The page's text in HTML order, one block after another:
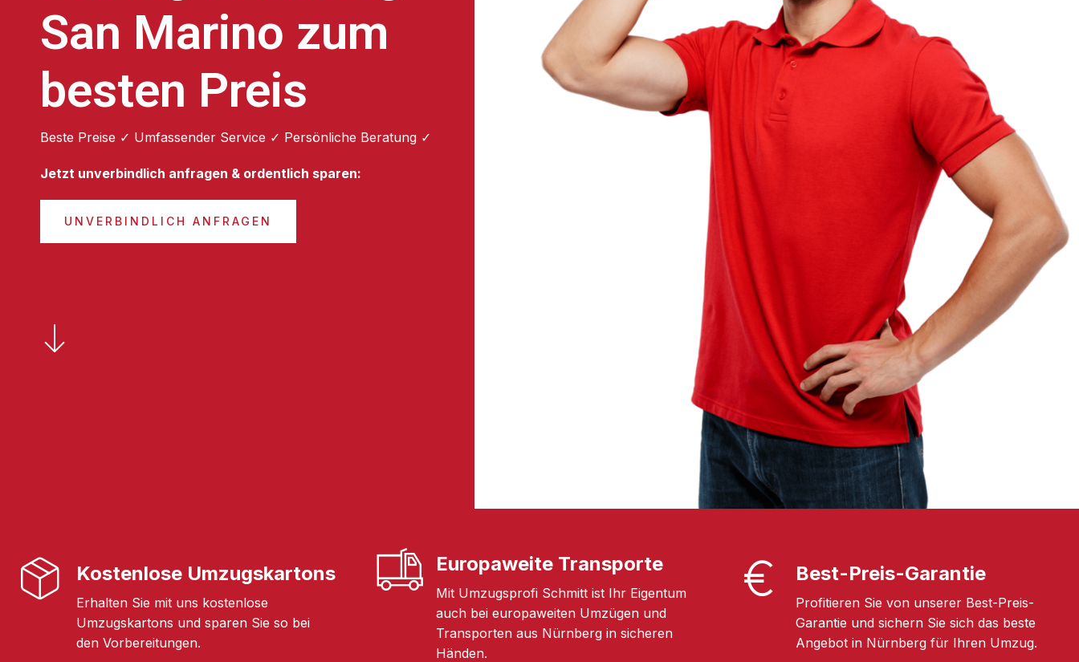
San Marino zum
besten Preis
Beste Preise ✓ Umfassender Service ✓ Persönliche Beratung ✓
Jetzt unverbindlich anfragen & ordentlich sparen:
UNVERBINDLICH ANFRAGEN
Kostenlose Umzugskartons
Erhalten Sie mit uns kostenlose
Umzugskartons und sparen Sie so bei
den Vorbereitungen.
Europaweite Transporte
Mit Umzugsprofi Schmitt ist Ihr Eigentum
auch bei europaweiten Umzügen und
Transporten aus Nürnberg in sicheren
Händen.
Best-Preis-Garantie
Profitieren Sie von unserer Best-Preis-
Garantie und sichern Sie sich das beste
Angebot in Nürnberg für Ihren Umzug.